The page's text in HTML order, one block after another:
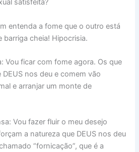
satisfeita?
entenda a fome que o outro está
barriga cheia! Hipocrisia.
Vou ficar com fome agora. Os que
nos deu e comem vão
e arranjar um monte de
Vou fazer fluir o meu desejo
a natureza que DEUS nos deu
“fornicação”, que é a